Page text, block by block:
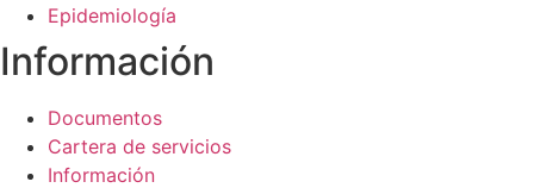
Epidemiología
Información​
Documentos
Cartera de servicios
Información